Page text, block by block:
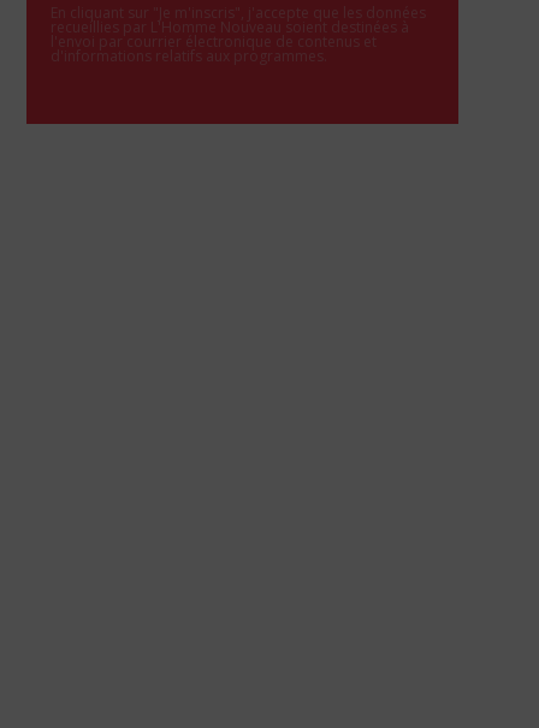
En cliquant sur "Je m'inscris", j'accepte que les données
recueillies par L'Homme Nouveau soient destinées à
l'envoi par courrier électronique de contenus et
d'informations relatifs aux programmes.